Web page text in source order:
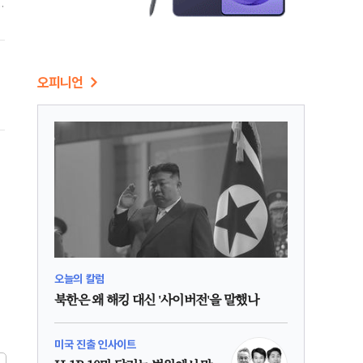
오피니언
오늘의 칼럼
북한은 왜 해킹 대신 '사이버전'을 말했나
미국 진출 인사이트